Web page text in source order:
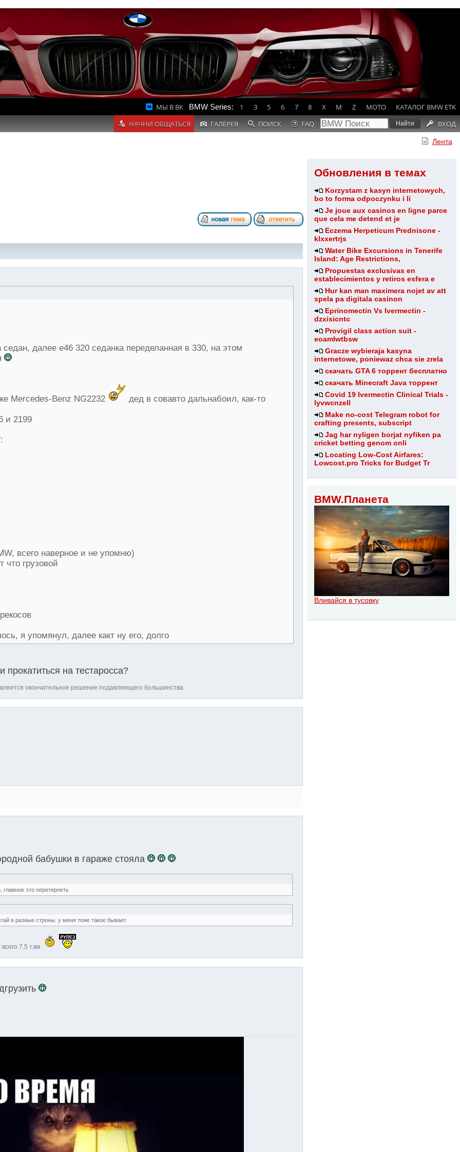
МЫ В ВК BMW Series: 1 3 5 6 7 8 X M Z MOTO
КАТАЛОГ BMW ETK
НАЧНИ ОБЩАТЬСЯ
ГАЛЕРЕЯ ПОИСК FAQ ВХОД
Лента
Обновления в темах
Korzystam z kasyn internetowych,
bo to forma odpoczynku i li
Je joue aux casinos en ligne parce
que cela me detend et je
Eczema Herpeticum Prednisone -
klxxertrjs
Water Bike Excursions in Tenerife
Island: Age Restrictions,
Propuestas exclusivas en
establecimientos y retiros esfera e
Hur kan man maximera nojet av att
spela pa digitala casinon
Eprinomectin Vs Ivermectin -
dzxisicntc
Provigil class action suit -
eoamlwtbsw
Gracze wybieraja kasyna
internetowe, poniewaz chca sie zrela
скачать GTA 6 торрент бесплатно
скачать Minecraft Java торрент
Covid 19 Ivermectin Clinical Trials -
lyvwcnzell
Make no-cost Telegram robot for
crafting presents, subscript
Jag har nyligen borjat nyfiken pa
cricket betting genom onli
Locating Low-Cost Airfares:
Lowcost.pro Tricks for Budget Tr
BMW.Планета
Вливайся в тусовку
далее e46 320 седанка переделанная в 330, на этом
Mercedes-Benz NG2232 дед в совавто дальнабоил, как-то
и 2199
всего наверное и не упомню)
что грузовой
я упомянул, далее какт ну его, долго
на тестаросса?
окончательное решение подавляющего большинства.
бабушки в гараже стояла
это перетерпеть
в разные строны. у меня тоже такое бывает
7.5 т.км